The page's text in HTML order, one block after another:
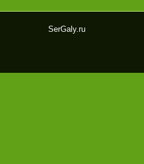
y.ru
SerGaly.ru